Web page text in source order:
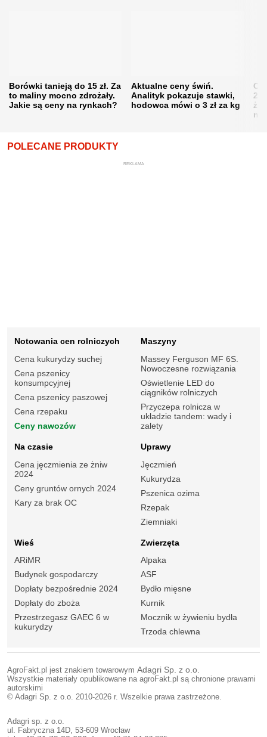
Borówki tanieją do 15 zł. Za
to maliny mocno zdrożały.
Jakie są ceny na rynkach?
Aktualne ceny świń.
Analityk pokazuje stawki,
hodowca mówi o 3 zł za kg
POLECANE PRODUKTY
REKLAMA
Notowania cen rolniczych
Cena kukurydzy suchej
Cena pszenicy
konsumpcyjnej
Cena pszenicy paszowej
Cena rzepaku
Ceny nawozów
Maszyny
Massey Ferguson MF 6S.
Nowoczesne rozwiązania
Oświetlenie LED do
ciągników rolniczych
Przyczepa rolnicza w
układzie tandem: wady i
zalety
Na czasie
Cena jęczmienia ze żniw
2024
Ceny gruntów ornych 2024
Kary za brak OC
Uprawy
Jęczmień
Kukurydza
Pszenica ozima
Rzepak
Ziemniaki
Wieś
ARiMR
Budynek gospodarczy
Dopłaty bezpośrednie 2024
Dopłaty do zboża
Przestrzegasz GAEC 6 w
kukurydzy
Zwierzęta
Alpaka
ASF
Bydło mięsne
Kurnik
Mocznik w żywieniu bydła
Trzoda chlewna
AgroFakt.pl jest znakiem towarowym Adagri Sp. z o.o.
Wszystkie materiały opublikowane na agroFakt.pl są chronione prawami
autorskimi
© Adagri Sp. z o.o. 2010-2026 r. Wszelkie prawa zastrzeżone.
Adagri sp. z o.o.
ul. Fabryczna 14D, 53-609 Wrocław